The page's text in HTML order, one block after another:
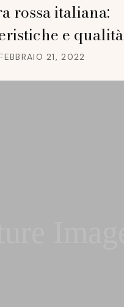
rossa italiana:
e qualità
21, 2022